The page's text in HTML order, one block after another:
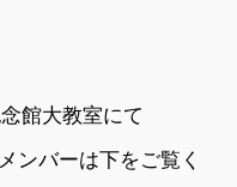
館大教室にて
ンバーは下をご覧く